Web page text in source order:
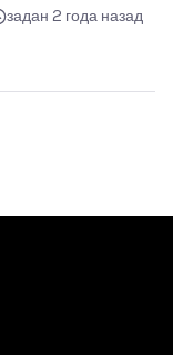
задан 2 года назад